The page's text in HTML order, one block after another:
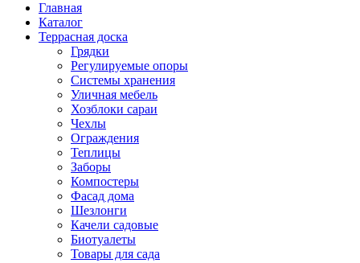
Главная
Каталог
Террасная доска
Грядки
Регулируемые опоры
Системы хранения
Уличная мебель
Хозблоки сараи
Чехлы
Ограждения
Теплицы
Заборы
Компостеры
Фасад дома
Шезлонги
Качели садовые
Биотуалеты
Товары для сада